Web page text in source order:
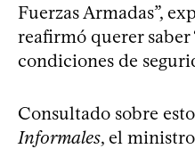
Fuerzas Armadas”,
reafirmó querer saber
condiciones de
Consultado sobre
Informales, el